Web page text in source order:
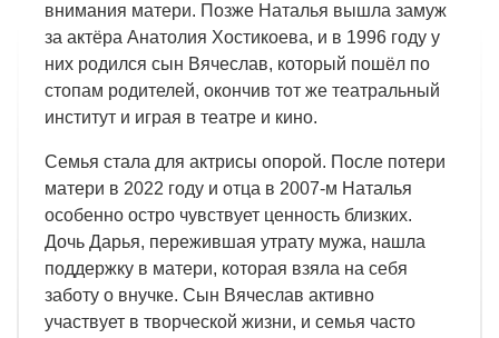
внимания матери. Позже Наталья вышла замуж
за актёра Анатолия Хостикоева, и в 1996 году у
них родился сын Вячеслав, который пошёл по
стопам родителей, окончив тот же театральный
институт и играя в театре и кино.
Семья стала для актрисы опорой. После потери
матери в 2022 году и отца в 2007-м Наталья
особенно остро чувствует ценность близких.
Дочь Дарья, пережившая утрату мужа, нашла
поддержку в матери, которая взяла на себя
заботу о внучке. Сын Вячеслав активно
участвует в творческой жизни, и семья часто